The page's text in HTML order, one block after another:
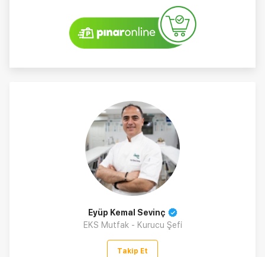
Eyüp Kemal Sevinç
EKS Mutfak - Kurucu Şefi
Takip Et